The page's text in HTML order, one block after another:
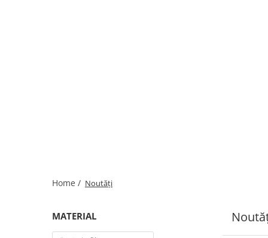
Home / Noutăți
MATERIAL